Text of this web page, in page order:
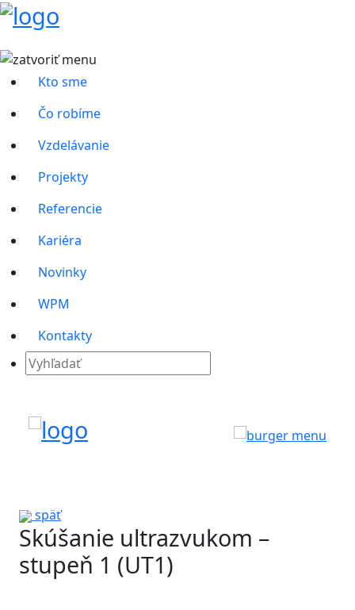
Kto sme
Čo robíme
Vzdelávanie
Projekty
Referencie
Kariéra
Novinky
WPM
Kontakty
Search
for:
späť
Skúšanie ultrazvukom –
stupeň 1 (UT1)